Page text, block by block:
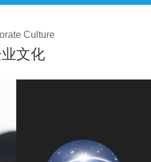
Culture
文化